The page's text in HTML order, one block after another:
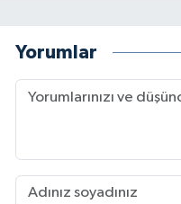
Yorumlar